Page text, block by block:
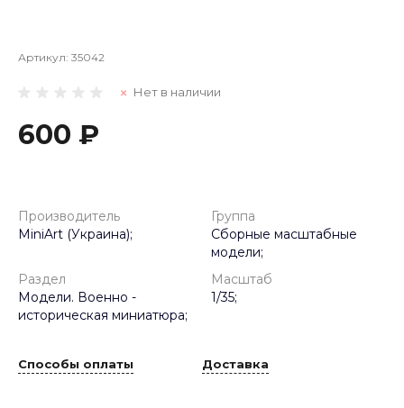
Артикул: 35042
Нет в наличии
600 ₽
Производитель
MiniArt (Украина);
Группа
Сборные масштабные
модели;
Раздел
Модели. Военно -
историческая миниатюра;
Масштаб
1/35;
Способы оплаты Доставка